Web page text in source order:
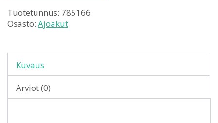
Tuotetunnus: 785166
Osasto: Ajoakut
Kuvaus
Arviot (0)